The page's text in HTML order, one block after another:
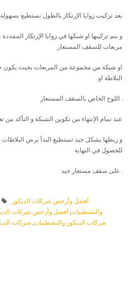
بعد تركيب زوايا الإرتكاز بالطول نستطيع بسهولة
و يتم تركيبها او شبكها في زوايا الإرتكاز
مربعات للسقف المستعار
او شبكة من مجموعة من المربعات بحيث يكون
البلاطة او
اللوح الخاص بالسقف المستعار .
عند تمام الإنتهاء من تكوين الشبكة و التأكد من
و ربطها بشكل جيد تستطيع البدأ برص البلاطات
للحصول في النهاية
على سقف مستعار جيد .
أفضل وأرخص شركات الديكور
والتشطيبات, أفضل وأرخص شركات
شركات الديكور والتشطيبات, شركات